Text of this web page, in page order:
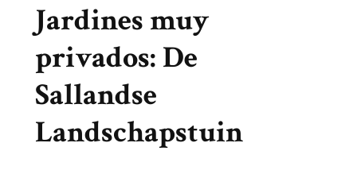
Jardines muy
privados: De
Sallandse
Landschapstuin